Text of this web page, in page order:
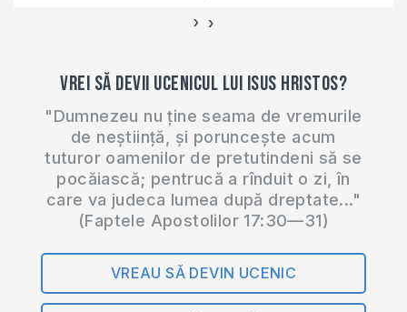
‹ ›
Vrei să devii ucenicul lui Isus Hristos?
"Dumnezeu nu ține seama de vremurile
de neștiință, și poruncește acum
tuturor oamenilor de pretutindeni să se
pocăiască; pentrucă a rînduit o zi, în
care va judeca lumea după dreptate..."
(Faptele Apostolilor 17:30—31)
VREAU SĂ DEVIN UCENIC